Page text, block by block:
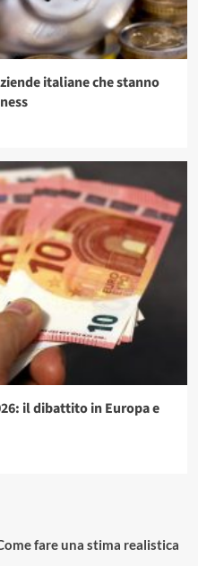
italiane che stanno
il dibattito in Europa e
fare una stima realistica